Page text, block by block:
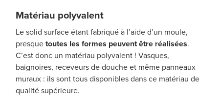
Matériau polyvalent
Le solid surface étant fabriqué à l’aide d’un moule,
presquetoutes les formes peuvent être réalisées.
C’est donc un matériau polyvalent ! Vasques,
baignoires, receveurs de douche et même panneaux
muraux : ils sont tous disponibles dans ce matériau de
qualité supérieure.